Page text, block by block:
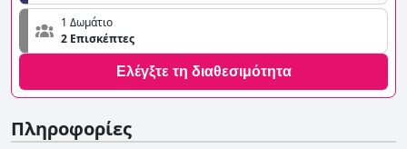
1 Δωμάτιο
2 Επισκέπτες
Ελέγξτε τη διαθεσιμότητα
Πληροφορίες